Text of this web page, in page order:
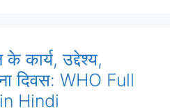
कार्य, उद्देश्य,
दिवस: WHO Full
Hindi